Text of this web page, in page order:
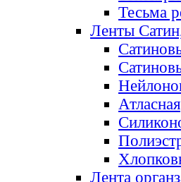
Тесьма
Ленты
Лента